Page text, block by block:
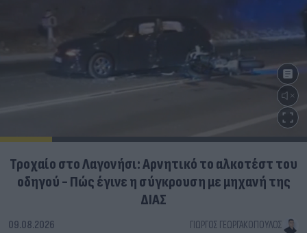
Τροχαίο στο Λαγονήσι: Αρνητικό το αλκοτέστ του
οδηγού - Πώς έγινε η σύγκρουση με μηχανή της
ΔΙΑΣ
09.08.2026 ΓΙΏΡΓΟΣ ΓΕΩΡΓΑΚΌΠΟΥΛΟΣ